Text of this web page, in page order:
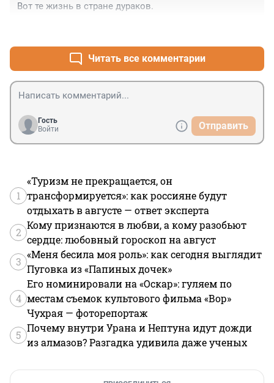
Вот те жизнь в стране дураков.
Читать все комментарии
Гость
Войти
Отправить
1
«Туризм не прекращается, он
трансформируется»: как россияне будут
отдыхать в августе — ответ эксперта
2
Кому признаются в любви, а кому разобьют
сердце: любовный гороскоп на август
3
«Меня бесила моя роль»: как сегодня выглядит
Пуговка из «Папиных дочек»
4
Его номинировали на «Оскар»: гуляем по
местам съемок культового фильма «Вор»
Чухрая — фоторепортаж
5
Почему внутри Урана и Нептуна идут дожди
из алмазов? Разгадка удивила даже ученых